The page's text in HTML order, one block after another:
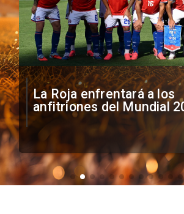
La Roja enfrentará a los
anfitriones del Mundial